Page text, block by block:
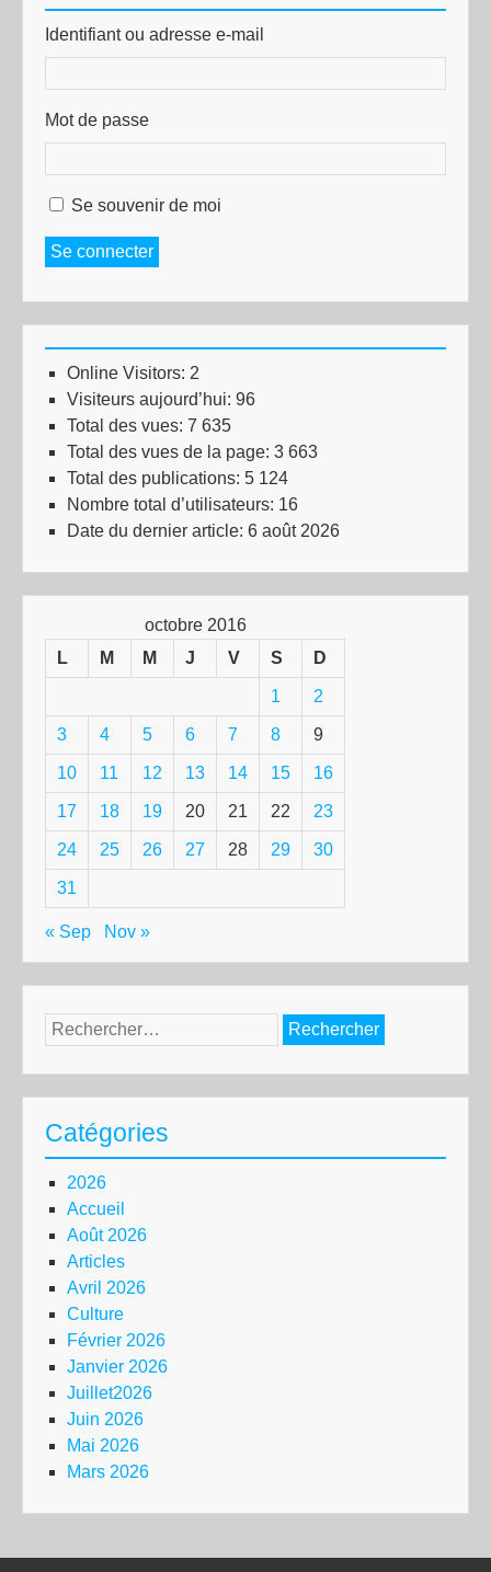
Identifiant ou adresse e-mail
Mot de passe
Se souvenir de moi
Se connecter
Online Visitors: 2
Visiteurs aujourd’hui: 96
Total des vues: 7 635
Total des vues de la page: 3 663
Total des publications: 5 124
Nombre total d’utilisateurs: 16
Date du dernier article: 6 août 2026
octobre 2016
L
M M J V S D
1 2
3 4 5 6 7 8 9
10 11 12 13 14 15 16
17 18 19 20 21 22 23
24 25 26 27 28 29 30
31
« Sep Nov »
Rechercher :
Catégories
2026
Accueil
Août 2026
Articles
Avril 2026
Culture
Février 2026
Janvier 2026
Juillet2026
Juin 2026
Mai 2026
Mars 2026